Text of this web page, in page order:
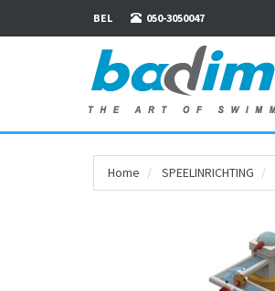
BEL 050-3050047
Home SPEEL­INRICHTING